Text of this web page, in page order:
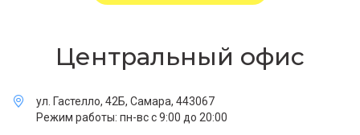
Центральный офис
ул. Гастелло, 42Б, Самара, 443067
Режим работы: пн-вс с 9:00 до 20:00